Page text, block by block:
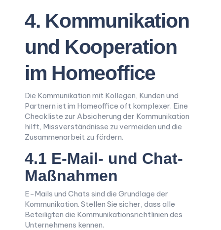
4. Kommunikation
und Kooperation
im Homeoffice
Die Kommunikation mit Kollegen, Kunden und
Partnern ist im Homeoffice oft komplexer. Eine
Checkliste zur Absicherung der Kommunikation
hilft, Missverständnisse zu vermeiden und die
Zusammenarbeit zu fördern.
4.1 E-Mail- und Chat-
Maßnahmen
E-Mails und Chats sind die Grundlage der
Kommunikation. Stellen Sie sicher, dass alle
Beteiligten die Kommunikationsrichtlinien des
Unternehmens kennen.